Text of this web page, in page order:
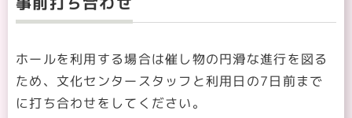
ホールを利用する場合は催し物の円滑な進行を図る
ため、文化センタースタッフと利用日の7日前まで
に打ち合わせをしてください。